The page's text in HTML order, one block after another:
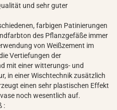
und sehr guter
farbigen Patinierungen
des Pflanzgefäße immer
von Weißzement im
Vertiefungen der
mit einer witterungs- und
in einer Wischtechnik zusätzlich
einen sehr plastischen Effekt
noch wesentlich auf.
: